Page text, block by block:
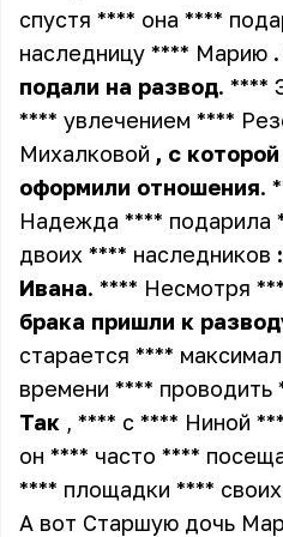
спустя **** она ****
наследницу **** Марию .
подали на развод. ****
**** увлечением ****
Михалковой , с которой
оформили отношения.
Надежда **** подарила
двоих **** наследников :
Ивана. **** Несмотря
брака пришли к
старается ****
времени **** проводить
Так , **** с **** Ниной
он **** часто ****
**** площадки ****
А вот Старшую дочь